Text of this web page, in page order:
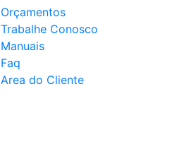
Orçamentos
Trabalhe Conosco
Manuais
Faq
Area do Cliente